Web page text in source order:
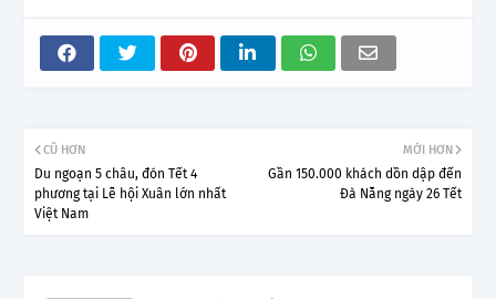
MỚI HƠN
Gần 150.000 khách dồn dập đến
Đà Nẵng ngày 26 Tết
CŨ HƠN
Du ngoạn 5 châu, đón Tết 4
phương tại Lễ hội Xuân lớn nhất
Việt Nam